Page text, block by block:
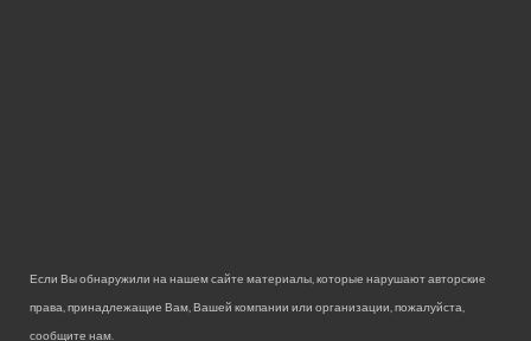
Если Вы обнаружили на нашем сайте материалы, которые нарушают авторские
права, принадлежащие Вам, Вашей компании или организации, пожалуйста,
сообщите нам.